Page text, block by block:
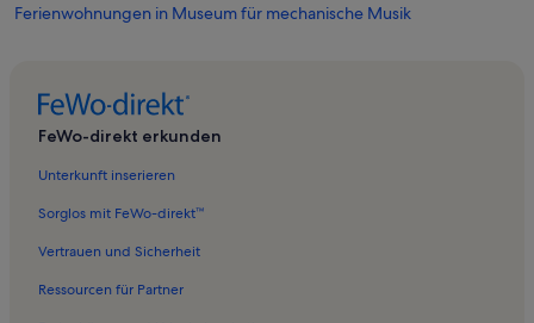
Ferienwohnungen in Museum für mechanische Musik
Ferienwohnungen in Peillonnex
Ferienwohnungen in Montriond
Ferienwohnungen in Skilift Fys
Ferienwohnungen in Fleury
FeWo-direkt erkunden
Unterkunft inserieren
Sorglos mit FeWo-direkt™
Vertrauen und Sicherheit
Ressourcen für Partner